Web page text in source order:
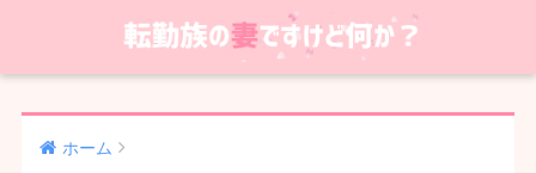
ホーム